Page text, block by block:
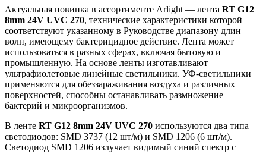
Актуальная новинка в ассортименте Arlight — лента RT G12
8mm 24V UVC 270, технические характеристики которой
соответствуют указанному в Руководстве диапазону длин
волн, имеющему бактерицидное действие. Лента может
использоваться в разных сферах, включая бытовую и
промышленную. На основе ленты изготавливают
ультрафиолетовые линейные светильники. УФ-светильники
применяются для обеззараживания воздуха и различных
поверхностей, способны останавливать размножение
бактерий и микроорганизмов.
В ленте RT G12 8mm 24V UVC 270 используются два типа
светодиодов: SMD 3737 (12 шт/м) и SMD 1206 (6 шт/м).
Светодиод SMD 1206 излучает видимый синий спектр с